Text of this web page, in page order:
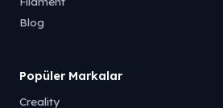
Blog
Popüler Markalar
Creality